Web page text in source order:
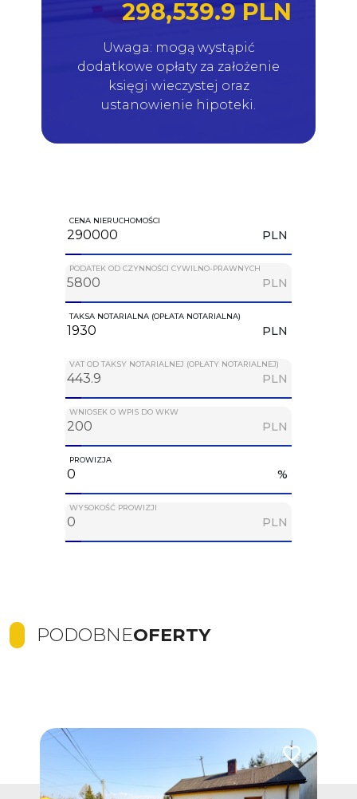
298,539.9 PLN
Uwaga: mogą wystąpić
dodatkowe opłaty za założenie
księgi wieczystej oraz
ustanowienie hipoteki.
CENA NIERUCHOMOŚCI
PLN
PODATEK OD CZYNNOŚCI CYWILNO-PRAWNYCH
PLN
TAKSA NOTARIALNA (OPŁATA NOTARIALNA)
PLN
VAT OD TAKSY NOTARIALNEJ (OPŁATY NOTARIALNEJ)
PLN
WNIOSEK O WPIS DO WKW
PLN
PROWIZJA
%
WYSOKOŚĆ PROWIZJI
PLN
PODOBNEOFERTY
Dodaj do ulubionych Dodaj do